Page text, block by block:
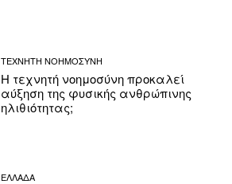
ΤΕΧΝΗΤΗ ΝΟΗΜΟΣΥΝΗ
Η τεχνητή νοημοσύνη προκαλεί
αύξηση της φυσικής ανθρώπινης
ηλιθιότητας;
ΕΛΛΑΔΑ